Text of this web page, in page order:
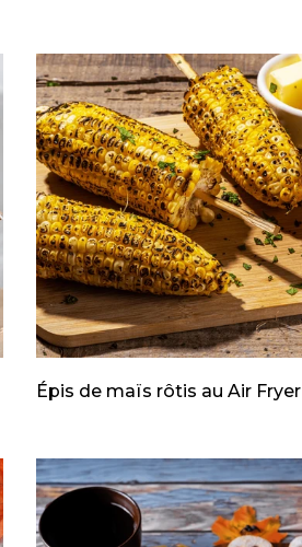
Épis de maïs rôtis au Air Fryer